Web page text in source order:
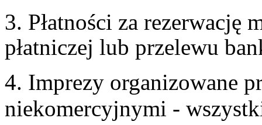
3. Płatności za rezerwację
płatniczej lub przelewu
4. Imprezy organizowane
niekomercyjnymi -